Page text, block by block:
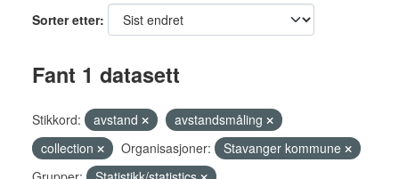
Sorter etter
Fant 1 datasett
Stikkord: avstand
avstandsmåling
collection
Organisasjoner:
Stavanger kommune